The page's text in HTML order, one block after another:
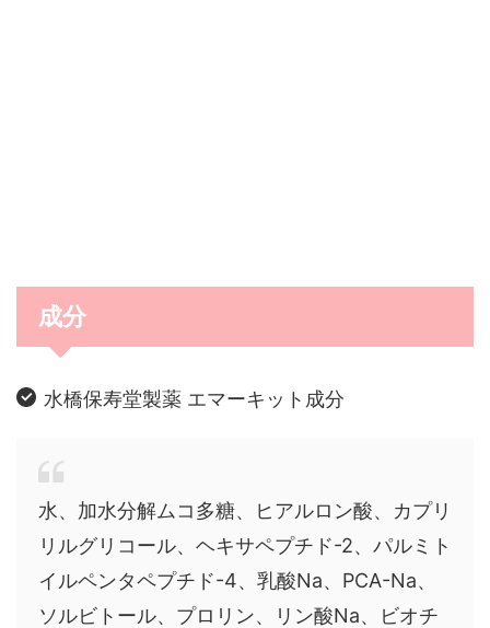
成分
水橋保寿堂製薬 エマーキット成分
水、加水分解ムコ多糖、ヒアルロン酸、カプリ
リルグリコール、ヘキサペプチド-2、パルミト
イルペンタペプチド-4、乳酸Na、PCA-Na、
ソルビトール、プロリン、リン酸Na、ビオチ